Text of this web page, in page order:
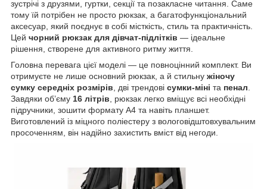
зустрічі з друзями, гуртки, секції та позакласне читання. Саме
тому їй потрібен не просто рюкзак, а багатофункціональний
аксесуар, який поєднує в собі місткість, стиль та практичність.
Цей чорний рюкзак для дівчат-підлітків — ідеальне
рішення, створене для активного ритму життя.
Головна перевага цієї моделі — це повноцінний комплект. Ви
отримуєте не лише основний рюкзак, а й стильну жіночу
сумку середніх розмірів , дві трендові сумки-міні та пенал
Завдяки об’єму 16 літрів , рюкзак легко вміщує всі необхідні
підручники, зошити формату А4 та навіть планшет.
Виготовлений із міцного поліестеру з вологовідштовхувальним
просоченням, він надійно захистить вміст від негоди.